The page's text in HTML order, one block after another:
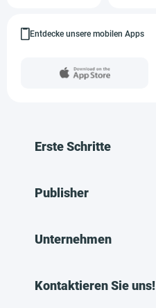
Entdecke unsere mobilen Apps
Erste Schritte
Publisher
Unternehmen
Kontaktieren Sie uns!